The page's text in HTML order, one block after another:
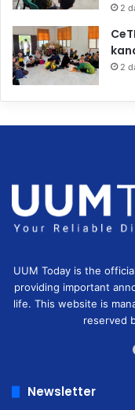
2
2
UUM Today is the
providing important
life. This website is
reserved
Newsletter